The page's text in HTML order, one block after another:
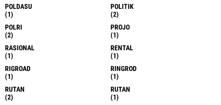
POLDASU
(1)
POLITIK
(2)
POLRI
(2)
PROJO
(1)
RASIONAL
(1)
RENTAL
(1)
RIGROAD
(1)
RINGROD
(1)
RUTAN
(2)
RUTAN
(1)